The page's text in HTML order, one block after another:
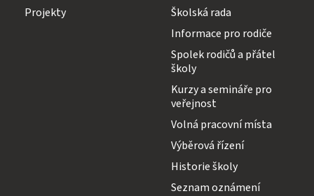
Projekty
Školská rada
Informace pro rodiče
Spolek rodičů a přátel
školy
Kurzy a semináře pro
veřejnost
Volná pracovní místa
Výběrová řízení
Historie školy
Seznam oznámení